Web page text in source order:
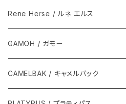
Rene Herse / ルネ エルス
GAMOH / ガモー
CAMELBAK / キャメルバック